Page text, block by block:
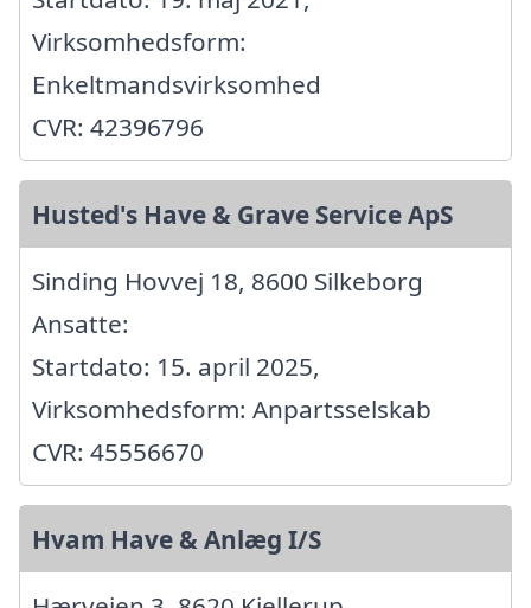
Virksomhedsform:
Enkeltmandsvirksomhed
CVR: 42396796
Husted's Have & Grave Service ApS
Sinding Hovvej 18, 8600 Silkeborg
Ansatte:
Startdato: 15. april 2025,
Virksomhedsform: Anpartsselskab
CVR: 45556670
Hvam Have & Anlæg I/S